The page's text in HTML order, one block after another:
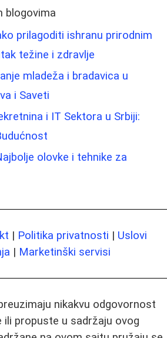
blogovima
prilagoditi ishranu prirodnim
težine i zdravlje
mladeža i bradavica u
i Saveti
i IT Sektora u Srbiji:
olovke i tehnike za
| Politika privatnosti | Uslovi
| Marketinški servisi
nikakvu odgovornost
ili propuste u sadržaju ovog